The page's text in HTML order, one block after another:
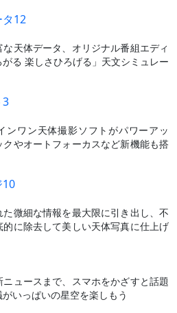
タ12
天体データ、オリジナル番組エディ
る 楽しさひろげる」天文シミュレー
3
ンワン天体撮影ソフトがパワーアッ
クやオートフォーカスなど新機能も搭
10
た微細な情報を最大限に引き出し、不
に除去して美しい天体写真に仕上げ
ニュースまで、スマホをかざすと話題
いっぱいの星空を楽しもう